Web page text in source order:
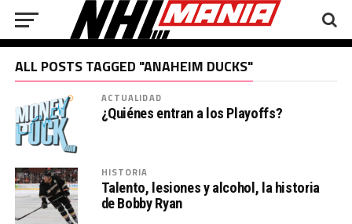
ALL POSTS TAGGED "ANAHEIM DUCKS"
ACTUALIDAD
¿Quiénes entran a los Playoffs?
HISTORIA
Talento, lesiones y alcohol, la historia
de Bobby Ryan